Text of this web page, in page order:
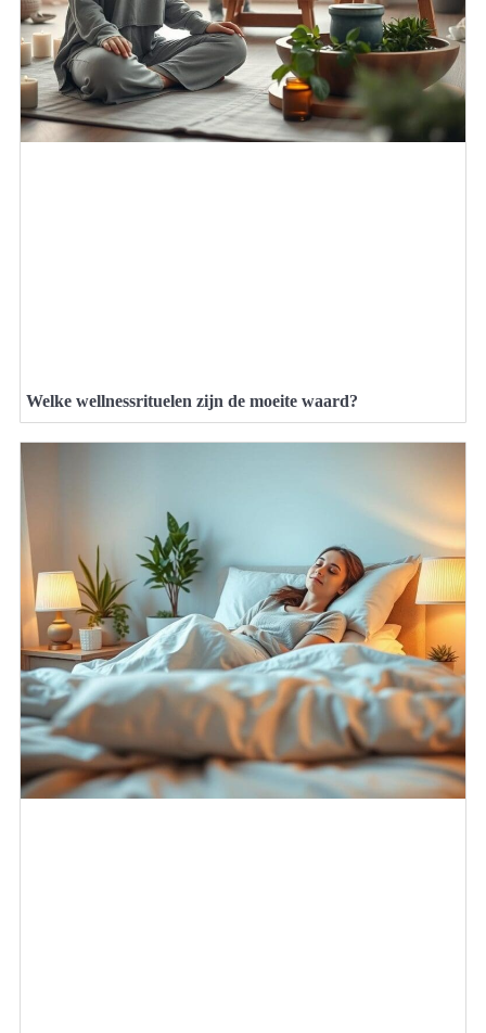
Welke wellnessrituelen zijn de moeite waard?